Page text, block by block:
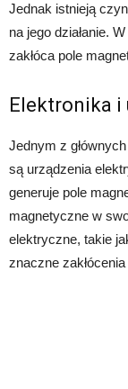
Jednak istnieją
na jego działanie.
zakłóca pole
Elektronika i
Jednym z
są urządzenia
generuje pole
magnetyczne w
elektryczne, takie
znaczne